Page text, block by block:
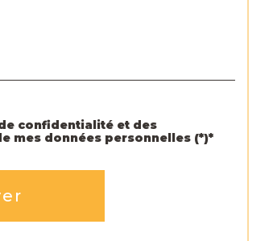
confidentialité et des
mes données personnelles (*)*